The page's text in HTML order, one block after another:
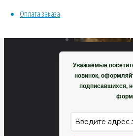
Оплата заказа
Адина
Уважаемые
новинок,
подписавшихся,